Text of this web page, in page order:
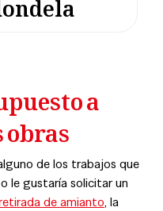
a
de los trabajos que
o le gustaría solicitar un
de amianto, la